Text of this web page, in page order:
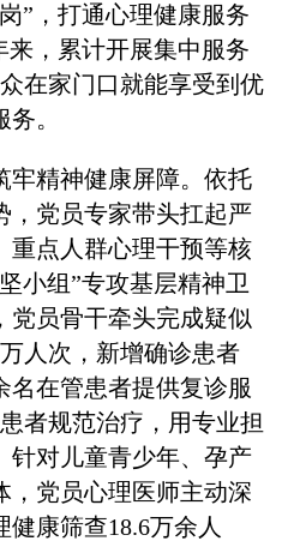
”，打通心理健康服务
来，累计开展集中服务
在家门口就能享受到优
。
牢精神健康屏障。依托
，党员专家带头扛起严
重点人群心理干预等核
小组”专攻基层精神卫
党员骨干牵头完成疑似
人次，新增确诊患者
名在管患者提供复诊服
者规范治疗，用专业担
针对儿童青少年、孕产
，党员心理医师主动深
康筛查18.6万余人